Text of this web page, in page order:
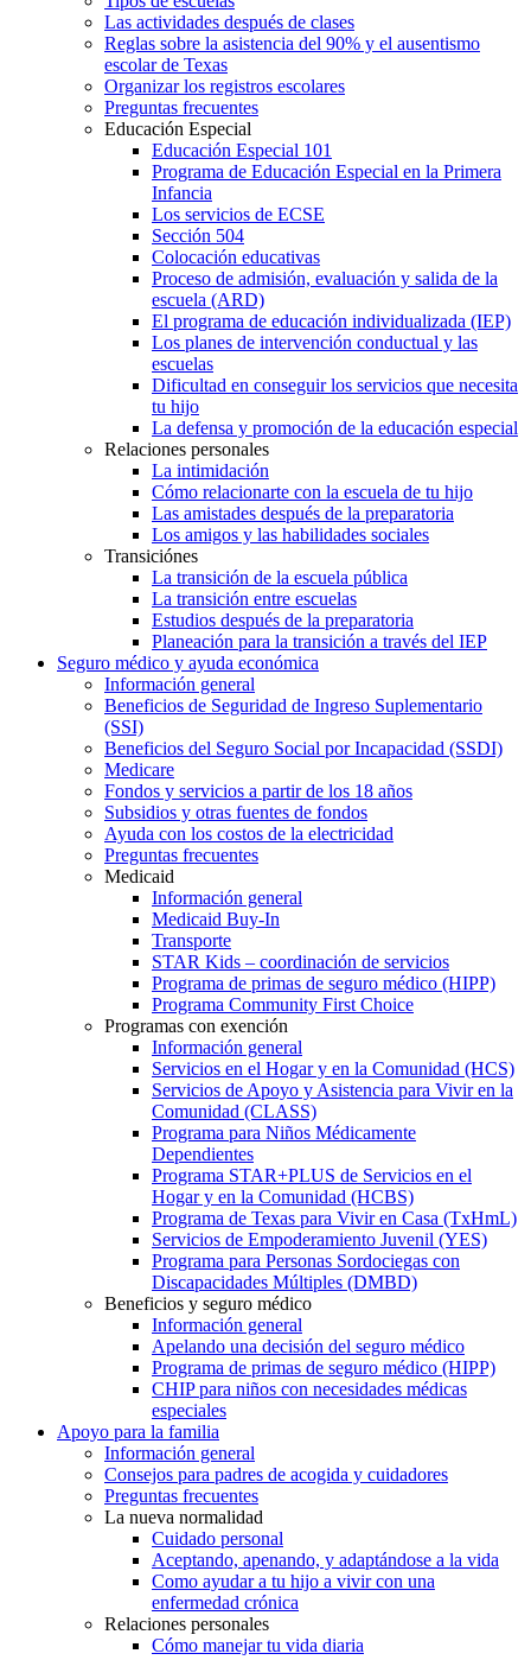
Las actividades después de clases
Reglas sobre la asistencia del 90% y el ausentismo
escolar de Texas
Organizar los registros escolares
Preguntas frecuentes
Educación Especial
Educación Especial 101
Programa de Educación Especial en la Primera
Infancia
Los servicios de ECSE
Sección 504
Colocación educativas
Proceso de admisión, evaluación y salida de la
escuela (ARD)
El programa de educación individualizada (IEP)
Los planes de intervención conductual y las
escuelas
Dificultad en conseguir los servicios que necesita
tu hijo
La defensa y promoción de la educación especial
Relaciones personales
La intimidación
Cómo relacionarte con la escuela de tu hijo
Las amistades después de la preparatoria
Los amigos y las habilidades sociales
Transiciónes
La transición de la escuela pública
La transición entre escuelas
Estudios después de la preparatoria
Planeación para la transición a través del IEP
Seguro médico y ayuda económica
Información general
Beneficios de Seguridad de Ingreso Suplementario
(SSI)
Beneficios del Seguro Social por Incapacidad (SSDI)
Medicare
Fondos y servicios a partir de los 18 años
Subsidios y otras fuentes de fondos
Ayuda con los costos de la electricidad
Preguntas frecuentes
Medicaid
Información general
Medicaid Buy-In
Transporte
STAR Kids – coordinación de servicios
Programa de primas de seguro médico (HIPP)
Programa Community First Choice
Programas con exención
Información general
Servicios en el Hogar y en la Comunidad (HCS)
Servicios de Apoyo y Asistencia para Vivir en la
Comunidad (CLASS)
Programa para Niños Médicamente
Dependientes
Programa STAR+PLUS de Servicios en el
Hogar y en la Comunidad (HCBS)
Programa de Texas para Vivir en Casa (TxHmL)
Servicios de Empoderamiento Juvenil (YES)
Programa para Personas Sordociegas con
Discapacidades Múltiples (DMBD)
Beneficios y seguro médico
Información general
Apelando una decisión del seguro médico
Programa de primas de seguro médico (HIPP)
CHIP para niños con necesidades médicas
especiales
Apoyo para la familia
Información general
Consejos para padres de acogida y cuidadores
Preguntas frecuentes
La nueva normalidad
Cuidado personal
Aceptando, apenando, y adaptándose a la vida
Como ayudar a tu hijo a vivir con una
enfermedad crónica
Relaciones personales
Cómo manejar tu vida diaria